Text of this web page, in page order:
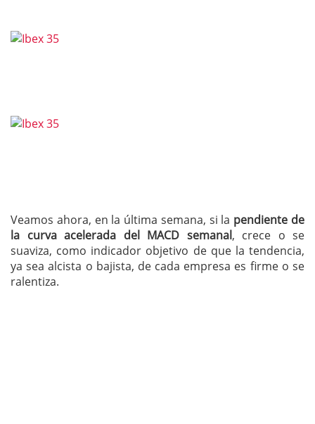
Veamos ahora, en la última semana, si la pendiente de
la curva acelerada del MACD semanal, crece o se
suaviza, como indicador objetivo de que la tendencia,
ya sea alcista o bajista, de cada empresa es firme o se
ralentiza.